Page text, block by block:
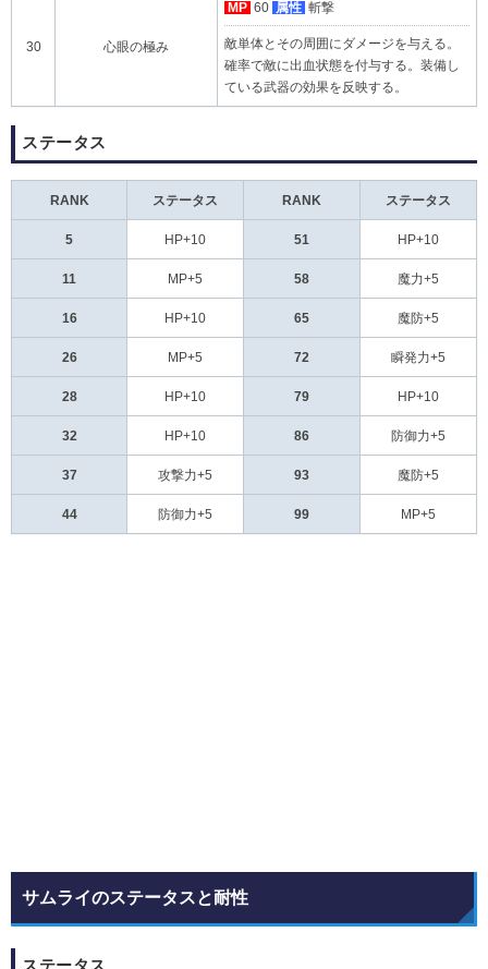
30 心眼の極み
MP 60 属性 斬撃
敵単体とその周囲にダメージを与える。
確率で敵に出血状態を付与する。装備し
ている武器の効果を反映する。
ステータス
RANK ステータス RANK ステータス
5 HP+10 51 HP+10
11 MP+5 58 魔力+5
16 HP+10 65 魔防+5
26 MP+5 72 瞬発力+5
28 HP+10 79 HP+10
32 HP+10 86 防御力+5
37 攻撃力+5 93 魔防+5
44 防御力+5 99 MP+5
サムライのステータスと耐性